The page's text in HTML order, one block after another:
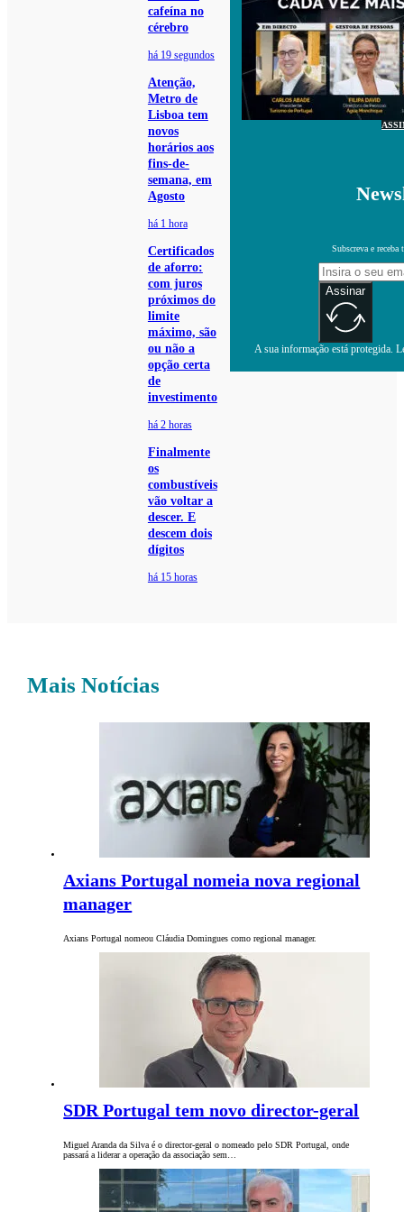
cafeína no
cérebro
há 19 segundos
Atenção,
Metro de
Lisboa tem
novos
horários aos
fins-de-
semana, em
Agosto
há 1 hora
Certificados
de aforro:
com juros
próximos do
limite
máximo, são
ou não a
opção certa
de
investimento
há 2 horas
Finalmente
os
combustíveis
vão voltar a
descer. E
descem dois
dígitos
há 15 horas
Subscreva e receba
Assinar
A sua informação está protegida.
Mais Notícias
Axians Portugal nomeia nova regional
manager
Axians Portugal nomeou Cláudia Domingues como regional manager.
SDR Portugal tem novo director-geral
Miguel Aranda da Silva é o director-geral o nomeado pelo SDR Portugal, onde
passará a liderar a operação da associação sem…